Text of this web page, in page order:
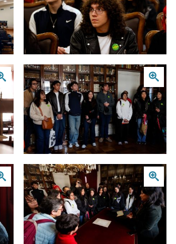
Zoom
Zoom